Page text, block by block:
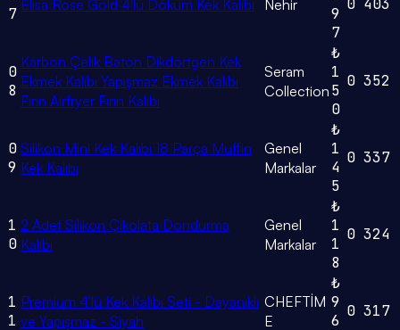
7 Elisa Rose Gold 4'lü Döküm Kek Kalıbı Nehir
9
7
0 403
0
8
Karbon Çelik Baton Dikdörtgen Kek
Ekmek Kalıbı Yapışmaz Ekmek Kalıbı
Fırın Airfryer Fırın Kalıbı
Seram
Collection
₺
1
5
0
0 352
0
9
Silikon Mini Kek Kalıbı 18 Parça Muffin
Kek Kalıbı
Genel
Markalar
₺
1
4
5
0 337
1
0
2 Adet Silikon Çikolata Dondurma
Kalıbı
Genel
Markalar
₺
1
1
8
0 324
1
1
Premium 4’lü Kek Kalıbı Seti - Dayanıklı
ve Yapışmaz - Siyah
CHEFTİM
E
₺
9
6
0 317